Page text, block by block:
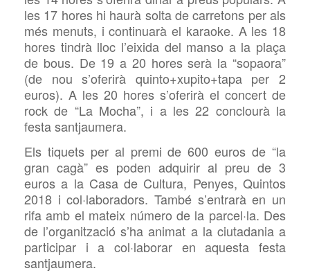
les 17 hores hi haurà solta de carretons per als
més menuts, i continuarà el karaoke. A les 18
hores tindrà lloc l’eixida del manso a la plaça
de bous. De 19 a 20 hores serà la “sopaora”
(de nou s’oferirà quinto+xupito+tapa per 2
euros). A les 20 hores s’oferirà el concert de
rock de “La Mocha”, i a les 22 conclourà la
festa santjaumera.
Els tiquets per al premi de 600 euros de “la
gran cagà” es poden adquirir al preu de 3
euros a la Casa de Cultura, Penyes, Quintos
2018 i col·laboradors. També s’entrarà en un
rifa amb el mateix número de la parcel·la. Des
de l’organització s’ha animat a la ciutadania a
participar i a col·laborar en aquesta festa
santjaumera.